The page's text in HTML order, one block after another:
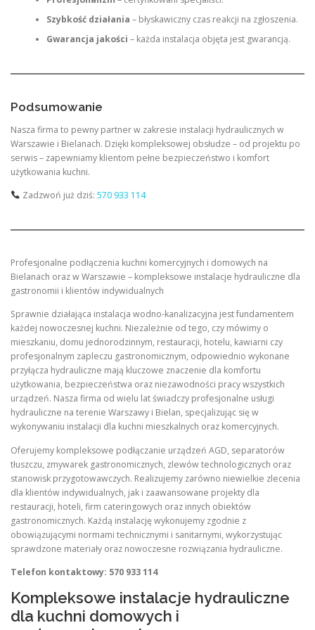
Szybkość działania – błyskawiczny czas reakcji na zgłoszenia.
Gwarancja jakości – każda instalacja objęta jest gwarancją.
Podsumowanie
Nasza firma to pewny partner w zakresie instalacji hydraulicznych w
Warszawie i Bielanach. Dzięki kompleksowej obsłudze – od projektu po
serwis – zapewniamy klientom pełne bezpieczeństwo i komfort
użytkowania kuchni.
Zadzwoń już dziś: 570 933 114
Profesjonalne podłączenia kuchni komercyjnych i domowych na
Bielanach oraz w Warszawie – kompleksowe instalacje hydrauliczne dla
gastronomii i klientów indywidualnych
Sprawnie działająca instalacja wodno-kanalizacyjna jest fundamentem
każdej nowoczesnej kuchni. Niezależnie od tego, czy mówimy o
mieszkaniu, domu jednorodzinnym, restauracji, hotelu, kawiarni czy
profesjonalnym zapleczu gastronomicznym, odpowiednio wykonane
przyłącza hydrauliczne mają kluczowe znaczenie dla komfortu
użytkowania, bezpieczeństwa oraz niezawodności pracy wszystkich
urządzeń. Nasza firma od wielu lat świadczy profesjonalne usługi
hydrauliczne na terenie Warszawy i Bielan, specjalizując się w
wykonywaniu instalacji dla kuchni mieszkalnych oraz komercyjnych.
Oferujemy kompleksowe podłączanie urządzeń AGD, separatorów
tłuszczu, zmywarek gastronomicznych, zlewów technologicznych oraz
stanowisk przygotowawczych. Realizujemy zarówno niewielkie zlecenia
dla klientów indywidualnych, jak i zaawansowane projekty dla
restauracji, hoteli, firm cateringowych oraz innych obiektów
gastronomicznych. Każdą instalację wykonujemy zgodnie z
obowiązującymi normami technicznymi i sanitarnymi, wykorzystując
sprawdzone materiały oraz nowoczesne rozwiązania hydrauliczne.
Telefon kontaktowy: 570 933 114
Kompleksowe instalacje hydrauliczne
dla kuchni domowych i